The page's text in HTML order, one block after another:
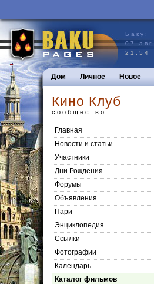
Баку:
07 авг.
21:54
Дом Личное Новое
Кино Клуб
сообщество
Главная
Новости и статьи
Участники
Дни Рождения
Форумы
Объявления
Пари
Энциклопедия
Cсылки
Фотографии
Календарь
Каталог фильмов